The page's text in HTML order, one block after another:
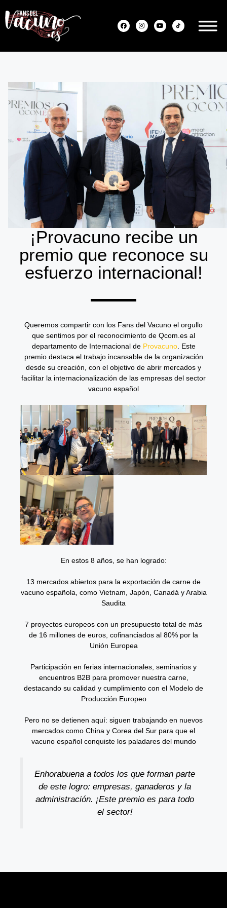
¡Provacuno recibe un
premio que reconoce su
esfuerzo internacional!
Queremos compartir con los Fans del Vacuno el orgullo
que sentimos por el reconocimiento de Qcom.es al
departamento de Internacional de Provacuno. Este
premio destaca el trabajo incansable de la organización
desde su creación, con el objetivo de abrir mercados y
facilitar la internacionalización de las empresas del sector
vacuno español
En estos 8 años, se han logrado:
13 mercados abiertos para la exportación de carne de
vacuno española, como Vietnam, Japón, Canadá y Arabia
Saudita
7 proyectos europeos con un presupuesto total de más
de 16 millones de euros, cofinanciados al 80% por la
Unión Europea
Participación en ferias internacionales, seminarios y
encuentros B2B para promover nuestra carne,
destacando su calidad y cumplimiento con el Modelo de
Producción Europeo
Pero no se detienen aquí: siguen trabajando en nuevos
mercados como China y Corea del Sur para que el
vacuno español conquiste los paladares del mundo
Enhorabuena a todos los que forman parte
de este logro: empresas, ganaderos y la
administración. ¡Este premio es para todo
el sector!